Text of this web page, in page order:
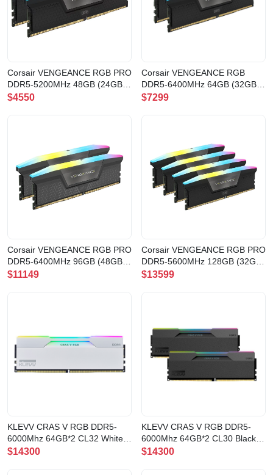
Corsair VENGEANCE RGB PRO
DDR5-5200MHz 48GB (24GB
x2) CL38
$4550
Corsair VENGEANCE RGB
DDR5-6400MHz 64GB (32GB
x2) CL32
$7299
Corsair VENGEANCE RGB PRO
DDR5-6400MHz 96GB (48GB
x2) CL32
$11149
Corsair VENGEANCE RGB PRO
DDR5-5600MHz 128GB (32GB
x4) CL40
$13599
KLEVV CRAS V RGB DDR5-
6000Mhz 64GB*2 CL32 White
記憶體(CV64X2-KD5CGUB80-
$14300
KLEVV CRAS V RGB DDR5-
6000Mhz 64GB*2 CL30 Black
記憶體(CV64X2-KD5BGUA80-
$14300